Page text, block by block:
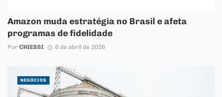
Amazon muda estratégia no Brasil e afeta
programas de fidelidade
Por CHIESSI 6 de abril de 2026
NEGÓCIOS